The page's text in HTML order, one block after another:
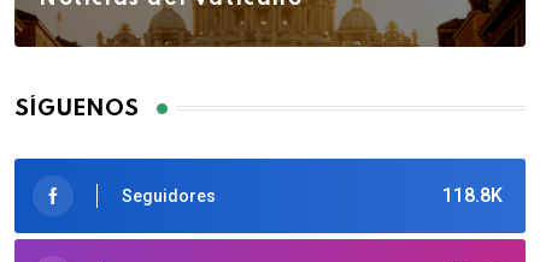
SÍGUENOS
118.8K
Seguidores